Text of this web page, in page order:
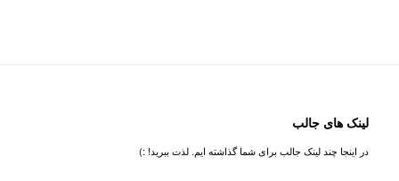
لینک های جالب
در اینجا چند لینک جالب برای شما گذاشته ایم. لذت ببرید! :)